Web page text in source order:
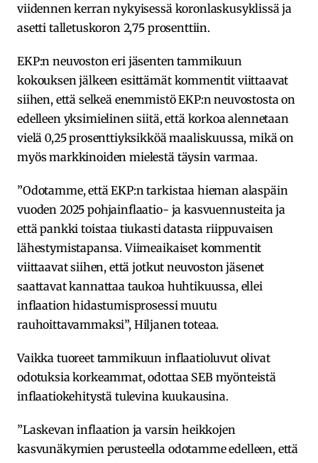
viidennen kerran nykyisessä koronlaskusyklissä ja
asetti talletuskoron 2,75 prosenttiin.
EKP:n neuvoston eri jäsenten tammikuun
kokouksen jälkeen esittämät kommentit viittaavat
siihen, että selkeä enemmistö EKP:n neuvostosta on
edelleen yksimielinen siitä, että korkoa alennetaan
vielä 0,25 prosenttiyksikköä maaliskuussa, mikä on
myös markkinoiden mielestä täysin varmaa.
”Odotamme, että EKP:n tarkistaa hieman alaspäin
vuoden 2025 pohjainflaatio- ja kasvuennusteita ja
että pankki toistaa tiukasti datasta riippuvaisen
lähestymistapansa. Viimeaikaiset kommentit
viittaavat siihen, että jotkut neuvoston jäsenet
saattavat kannattaa taukoa huhtikuussa, ellei
inflaation hidastumisprosessi muutu
rauhoittavammaksi”, Hiljanen toteaa.
Vaikka tuoreet tammikuun inflaatioluvut olivat
odotuksia korkeammat, odottaa SEB myönteistä
inflaatiokehitystä tulevina kuukausina.
”Laskevan inflaation ja varsin heikkojen
kasvunäkymien perusteella odotamme edelleen, että